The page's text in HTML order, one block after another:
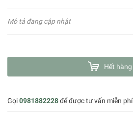
Mô tả đang cập nhật
Hết hàng
Gọi0981882228để được tư vấn miễn phí